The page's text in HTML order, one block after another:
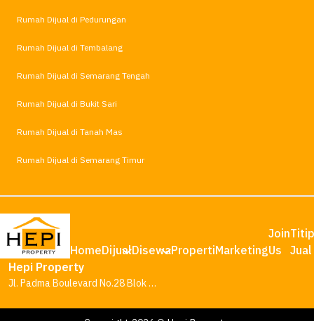
Rumah Dijual di Pedurungan
Rumah Dijual di Tembalang
Rumah Dijual di Semarang Tengah
Rumah Dijual di Bukit Sari
Rumah Dijual di Tanah Mas
Rumah Dijual di Semarang Timur
HomeDijualDisewaPropertiMarketing
Join
Us
Jual
Hepi Property
Jl. Padma Boulevard No.28 Blok AA1, Tambakharjo, Kec. Semarang Barat, Kota Semarang, Jawa Tengah 50145